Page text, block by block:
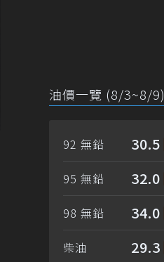
油價一覽 (8/3~8/9)
92 無鉛 30.5
95 無鉛 32.0
98 無鉛 34.0
柴油 29.3